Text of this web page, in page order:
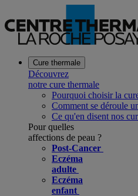
Cure thermale
Découvrez
notre cure thermale
Pourquoi choisir la
Comment se déroule
Ce qu'en disent nos
Pour quelles
affections de peau ?
Post-Cancer
Eczéma
adulte
Eczéma
enfant